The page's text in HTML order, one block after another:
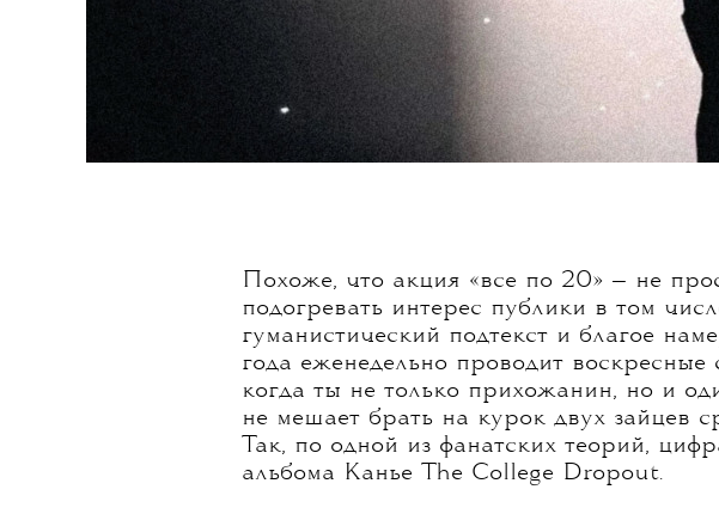
Похоже, что акция «все по 20» — не
подогревать интерес публики в том
гуманистический подтекст и благое
года еженедельно проводит
когда ты не только прихожанин, но и
не мешает брать на курок двух зайцев
Так, по одной из фанатских теорий,
альбома Канье The College Dropout.